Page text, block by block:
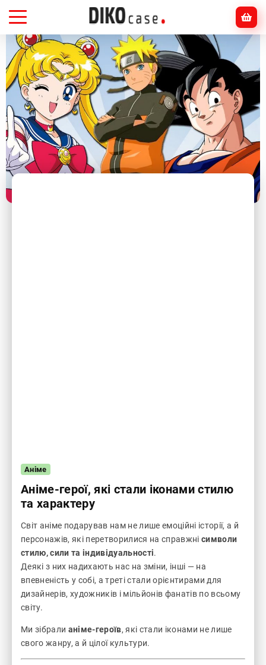
Головна Аніме
Аніме-герої, які стали іконами стилю та
характеру
Аніме
Аніме-герої, які стали іконами стилю
та характеру
Світ аніме подарував нам не лише емоційні історії, а й
персонажів, які перетворилися на справжні символи
стилю, сили та індивідуальності.
Деякі з них надихають нас на зміни, інші — на
впевненість у собі, а треті стали орієнтирами для
дизайнерів, художників і мільйонів фанатів по всьому
світу.
Ми зібрали аніме-героїв, які стали іконами не лише
свого жанру, а й цілої культури.